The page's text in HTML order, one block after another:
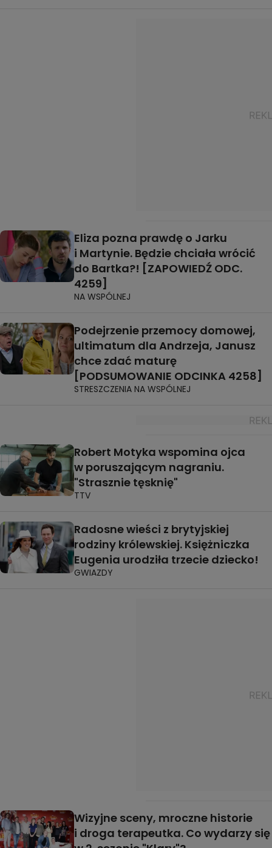
Eliza pozna prawdę o Jarku
i Martynie. Będzie chciała wrócić
do Bartka?! [ZAPOWIEDŹ ODC.
4259]
NA WSPÓLNEJ
Podejrzenie przemocy domowej,
ultimatum dla Andrzeja, Janusz
chce zdać maturę
[PODSUMOWANIE ODCINKA 4258]
STRESZCZENIA NA WSPÓLNEJ
Robert Motyka wspomina ojca
w poruszającym nagraniu.
"Strasznie tęsknię"
TTV
Radosne wieści z brytyjskiej
rodziny królewskiej. Księżniczka
Eugenia urodziła trzecie dziecko!
GWIAZDY
Wizyjne sceny, mroczne historie
i droga terapeutka. Co wydarzy się